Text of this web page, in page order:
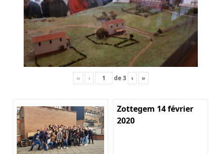
« ‹ de3 › »
Zottegem 14 février
2020